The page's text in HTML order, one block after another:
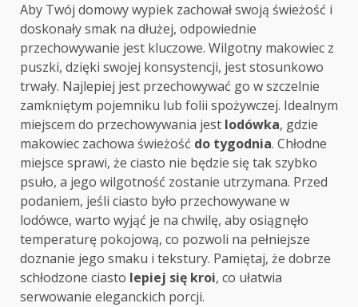
Aby Twój domowy wypiek zachował swoją świeżość i
doskonały smak na dłużej, odpowiednie
przechowywanie jest kluczowe. Wilgotny makowiec z
puszki, dzięki swojej konsystencji, jest stosunkowo
trwały. Najlepiej jest przechowywać go w szczelnie
zamkniętym pojemniku lub folii spożywczej. Idealnym
miejscem do przechowywania jest lodówka, gdzie
makowiec zachowa świeżość do tygodnia. Chłodne
miejsce sprawi, że ciasto nie będzie się tak szybko
psuło, a jego wilgotność zostanie utrzymana. Przed
podaniem, jeśli ciasto było przechowywane w
lodówce, warto wyjąć je na chwilę, aby osiągnęło
temperaturę pokojową, co pozwoli na pełniejsze
doznanie jego smaku i tekstury. Pamiętaj, że dobrze
schłodzone ciasto lepiej się kroi, co ułatwia
serwowanie eleganckich porcji.